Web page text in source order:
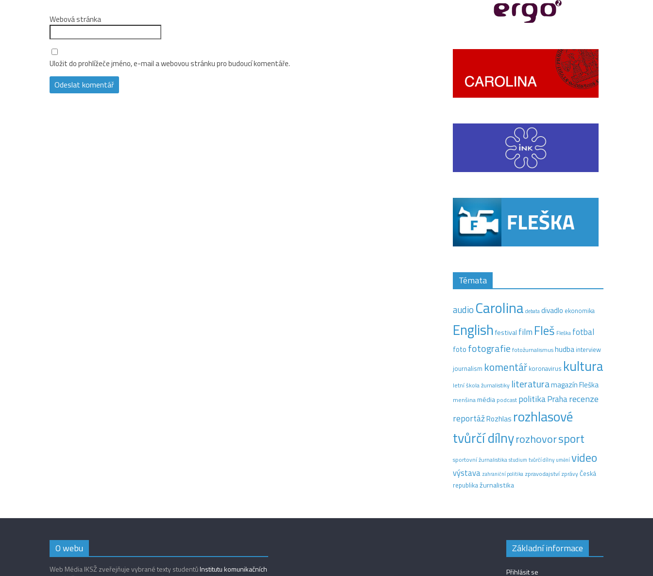
Webová stránka
Uložit do prohlížeče jméno, e-mail a webovou stránku pro budoucí komentáře.
Témata
audio Carolina debatadivadlo ekonomika
Englishfestival film Fleš Fleška fotbal
foto fotografie fotožurnalismushudba interview
journalism komentář koronavirus kultura
letní škola žurnalistiky literaturamagazín Fleška
menšinamédia podcast politikaPraharecenze
reportážRozhlas rozhlasové
tvůrčí dílnyrozhovorsport
sportovní žurnalistikastudium tvůrčí dílny uměnívideo
výstava zahraniční politika zpravodajství zprávyČeská
republikažurnalistika
O webu
Web Média IKSŽ zveřejňuje vybrané texty studentůInstitutu komunikačních
Základní informace
Přihlásit se